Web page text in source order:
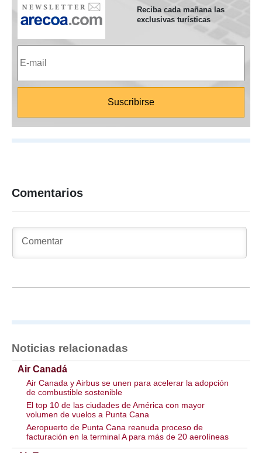
Reciba cada mañana las
exclusivas turísticas
Comentarios
Noticias relacionadas
Air Canadá
Air Canada y Airbus se unen para acelerar la adopción
de combustible sostenible
El top 10 de las ciudades de América con mayor
volumen de vuelos a Punta Cana
Aeropuerto de Punta Cana reanuda proceso de
facturación en la terminal A para más de 20 aerolíneas